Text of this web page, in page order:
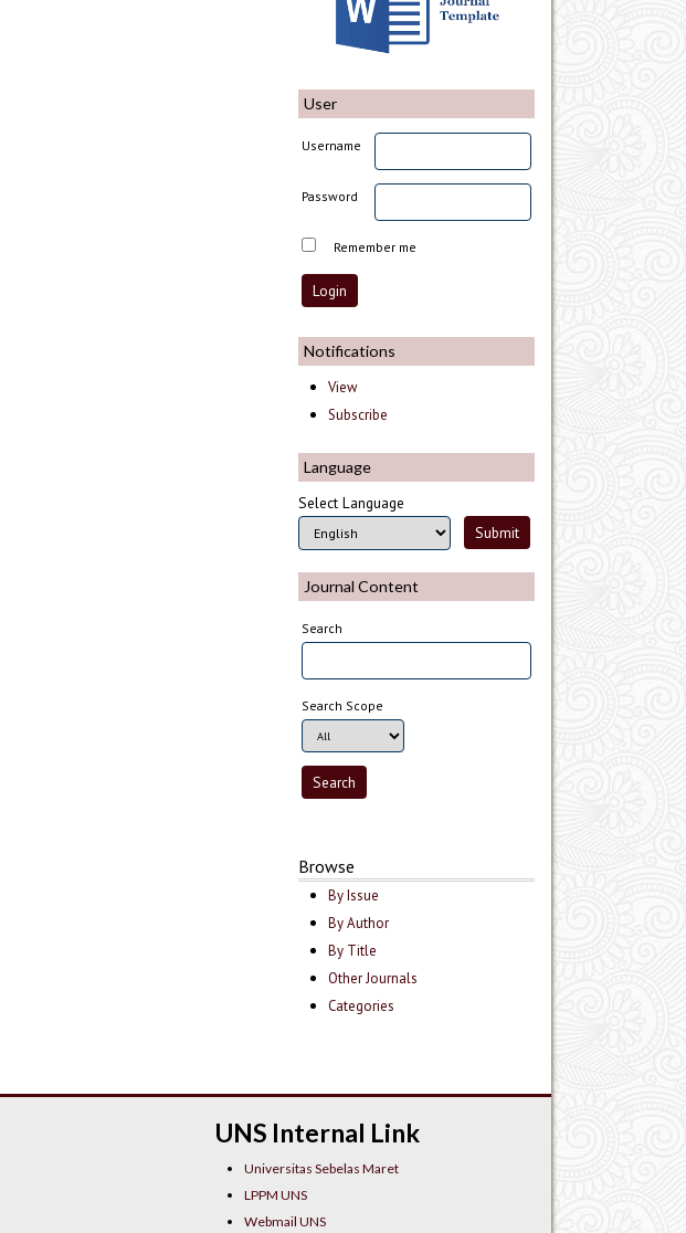
User
Username
Password
Remember me
Notifications
View
Subscribe
Language
Select Language
Journal Content
Search
Search Scope
Browse
By Issue
By Author
By Title
Other Journals
Categories
UNS Internal Link
Universitas Sebelas Maret
LPPM UNS
Webmail UNS